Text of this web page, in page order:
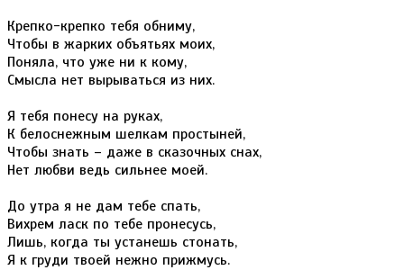
Крепко-крепко тебя обниму,
Чтобы в жарких объятьях моих,
Поняла, что уже ни к кому,
Смысла нет вырываться из них.
Я тебя понесу на руках,
К белоснежным шелкам простыней,
Чтобы знать – даже в сказочных снах,
Нет любви ведь сильнее моей.
До утра я не дам тебе спать,
Вихрем ласк по тебе пронесусь,
Лишь, когда ты устанешь стонать,
Я к груди твоей нежно прижмусь.